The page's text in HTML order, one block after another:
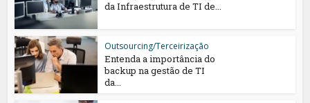
da Infraestrutura de TI de...
Outsourcing/Terceirização
Entenda a importância do
backup na gestão de TI
da...